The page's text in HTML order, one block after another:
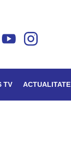
TV ACTUALITATE